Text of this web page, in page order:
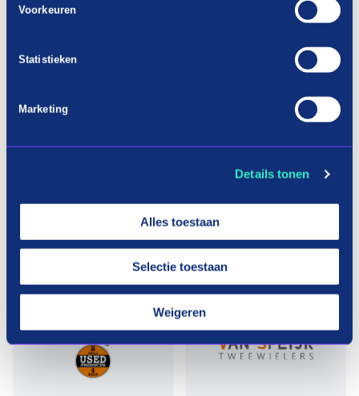
Voorkeuren
Statistieken
Marketing
Details tonen
Alles toestaan
Selectie toestaan
Weigeren
interest?
How it works